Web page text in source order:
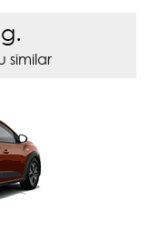
similar